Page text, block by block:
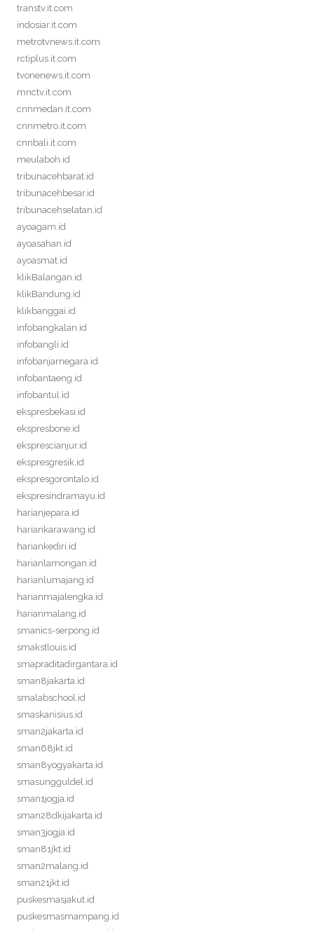
transtv.it.com
indosiar.it.com
metrotvnews.it.com
rctiplus.it.com
tvonenews.it.com
mnctv.it.com
cnnmedan.it.com
cnnmetro.it.com
cnnbali.it.com
meulaboh.id
tribunacehbarat.id
tribunacehbesar.id
tribunacehselatan.id
ayoagam.id
ayoasahan.id
ayoasmat.id
klikBalangan.id
klikBandung.id
klikbanggai.id
infobangkalan.id
infobangli.id
infobanjarnegara.id
infobantaeng.id
infobantul.id
ekspresbekasi.id
ekspresbone.id
eksprescianjur.id
ekspresgresik.id
ekspresgorontalo.id
ekspresindramayu.id
harianjepara.id
hariankarawang.id
hariankediri.id
harianlamongan.id
harianlumajang.id
harianmajalengka.id
harianmalang.id
smanics-serpong.id
smakstlouis.id
smapraditadirgantara.id
sman8jakarta.id
smalabschool.id
smaskanisius.id
sman2jakarta.id
sman68jkt.id
sman8yogyakarta.id
smasungguldel.id
sman1jogja.id
sman28dkijakarta.id
sman3jogja.id
sman81jkt.id
sman2malang.id
sman21jkt.id
puskesmasjakut.id
puskesmasmampang.id